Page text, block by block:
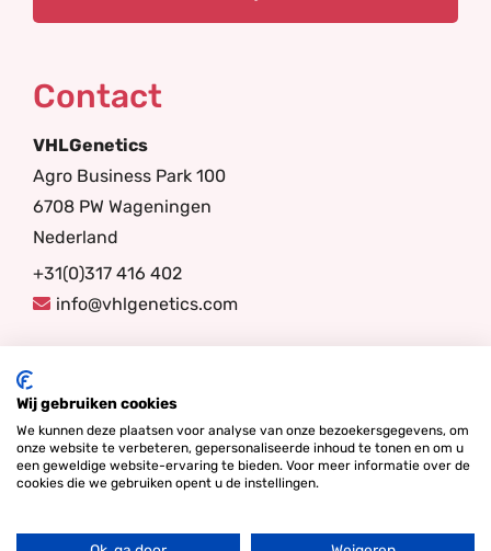
Contact
VHLGenetics
Agro Business Park 100
6708 PW Wageningen
Nederland
+31(0)317 416 402
info@vhlgenetics.com
Volg ons
Wij gebruiken cookies
We kunnen deze plaatsen voor analyse van onze bezoekersgegevens, om
onze website te verbeteren, gepersonaliseerde inhoud te tonen en om u
een geweldige website-ervaring te bieden. Voor meer informatie over de
cookies die we gebruiken opent u de instellingen.